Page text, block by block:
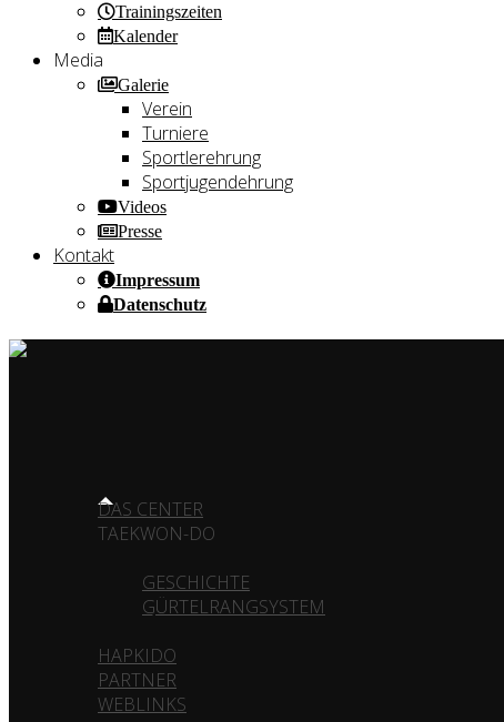
Trainingszeiten
Kalender
Media
Galerie
Verein
Turniere
Sportlerehrung
Sportjugendehrung
Videos
Presse
Kontakt
Impressum
Datenschutz
DAS CENTER
TAEKWON-DO
GESCHICHTE
GÜRTELRANGSYSTEM
HAPKIDO
PARTNER
WEBLINKS